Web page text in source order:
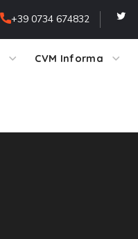
+39 0734 674832
CVM Informa